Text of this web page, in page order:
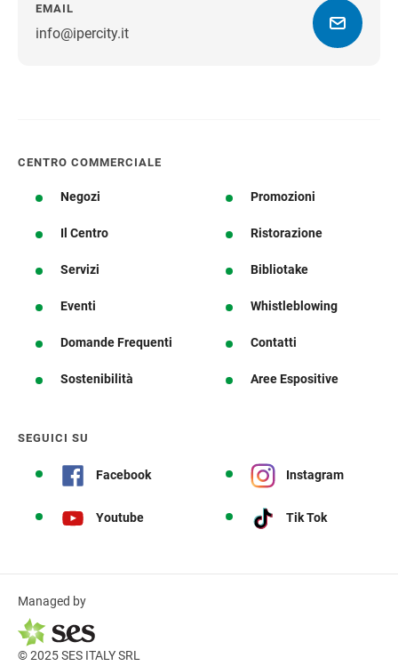
EMAIL
info@ipercity.it
CENTRO COMMERCIALE
Negozi Promozioni
Il Centro Ristorazione
Servizi Bibliotake
Eventi Whistleblowing
Domande Frequenti Contatti
Sostenibilità Aree Espositive
SEGUICI SU
Facebook Instagram
Youtube Tik Tok
Managed by
© 2025 SES ITALY SRL